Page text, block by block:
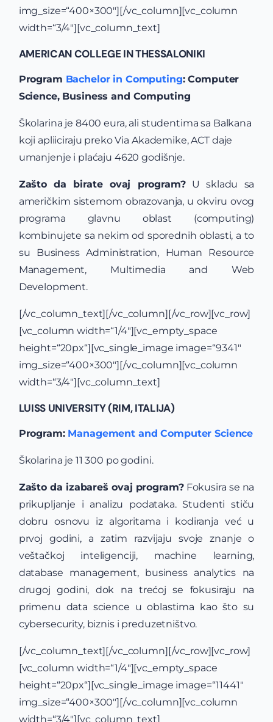
img_size=“400×300″][/vc_column][vc_column
width=“3/4″][vc_column_text]
AMERICAN COLLEGE IN THESSALONIKI
Program Bachelor in Computing: Computer
Science, Business and Computing
Školarina je 8400 eura, ali studentima sa Balkana
koji apliiciraju preko Via Akademike, ACT daje
umanjenje i plaćaju 4620 godišnje.
Zašto da birate ovaj program?U skladu sa
američkim sistemom obrazovanja, u okviru ovog
programa glavnu oblast (computing)
kombinujete sa nekim od sporednih oblasti, a to
su Business Administration, Human Resource
Management, Multimedia and Web
Development.
[/vc_column_text][/vc_column][/vc_row][vc_row]
[vc_column width=“1/4″][vc_empty_space
height=“20px“][vc_single_image image=“9341″
img_size=“400×300″][/vc_column][vc_column
width=“3/4″][vc_column_text]
LUISS UNIVERSITY (RIM, ITALIJA)
Program: Management and Computer Science
Školarina je 11 300 po godini.
Zašto da izabareš ovaj program?Fokusira se na
prikupljanje i analizu podataka. Studenti stiču
dobru osnovu iz algoritama i kodiranja već u
prvoj godini, a zatim razvijaju svoje znanje o
veštačkoj inteligenciji, machine learning,
database management, business analytics na
drugoj godini, dok na trećoj se fokusiraju na
primenu data science u oblastima kao što su
cybersecurity, biznis i preduzetništvo.
[/vc_column_text][/vc_column][/vc_row][vc_row]
[vc_column width=“1/4″][vc_empty_space
height=“20px“][vc_single_image image=“11441″
img_size=“400×300″][/vc_column][vc_column
width=“3/4″][vc_column_text]